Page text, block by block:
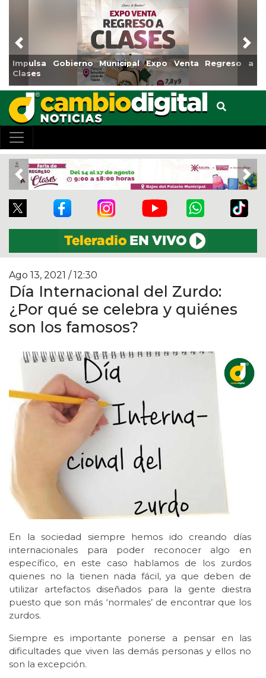
Venta Regreso a
Reabrirá Coatzacoalcos la Alberca
Centro
Previous
Previous
Ago 13, 2021 / 12:30
Día Internacional del Zurdo:
¿Por qué se celebra y quiénes
son los famosos?
En la sociedad siempre hemos ido creando días
internacionales para poder reconocer algo en
específico, en este caso hablamos de los zurdos
quienes no la tienen nada fácil, ya que deben de
utilizar artefactos diseñados para la gente diestra
puesto que son más ‘normales’ de encontrar que los
zurdos.
Siempre es importante ponerse a pensar en las
dificultades que viven las demás personas y ellos no
son la excepción.